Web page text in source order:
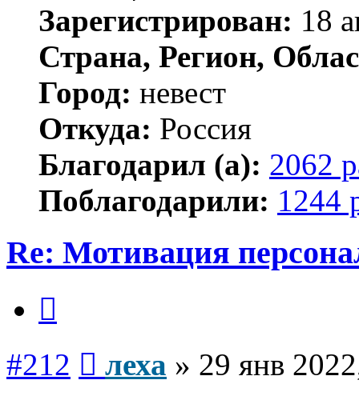
Зарегистрирован: 18
Страна, Регион,
Город: невест
Откуда: Россия
Благодарил (а): 2062
Поблагодарили: 1244
Re: Мотивация
#212 леха » 29 янв